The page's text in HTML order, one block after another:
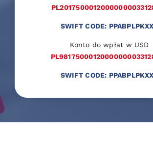
SWIFT CODE:
Konto do wpłat w USD
SWIFT CODE: